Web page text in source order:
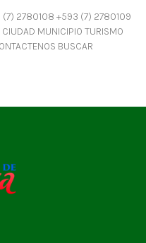
2780108 +593 (7) 2780109
MUNICIPIO TURISMO
BUSCAR